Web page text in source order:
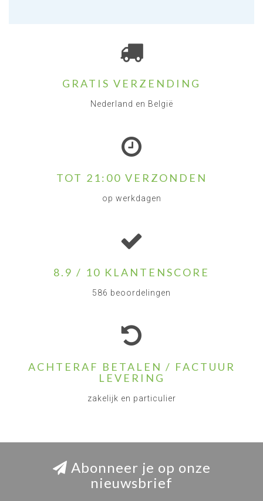
GRATIS VERZENDING
Nederland en België
TOT 21:00 VERZONDEN
op werkdagen
8.9 / 10 KLANTENSCORE
586 beoordelingen
ACHTERAF BETALEN / FACTUUR
LEVERING
zakelijk en particulier
Abonneer je op onze
nieuwsbrief